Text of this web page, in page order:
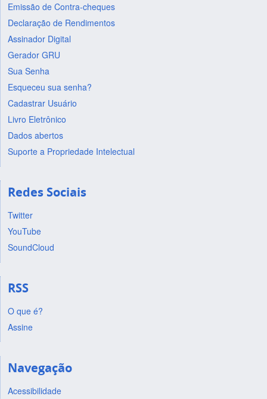
Emissão de Contra-cheques
Declaração de Rendimentos
Assinador Digital
Gerador GRU
Sua Senha
Esqueceu sua senha?
Cadastrar Usuário
Livro Eletrônico
Dados abertos
Suporte a Propriedade Intelectual
Redes Sociais
Twitter
YouTube
SoundCloud
RSS
O que é?
Assine
Navegação
Acessibilidade